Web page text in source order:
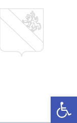
Ouvrir